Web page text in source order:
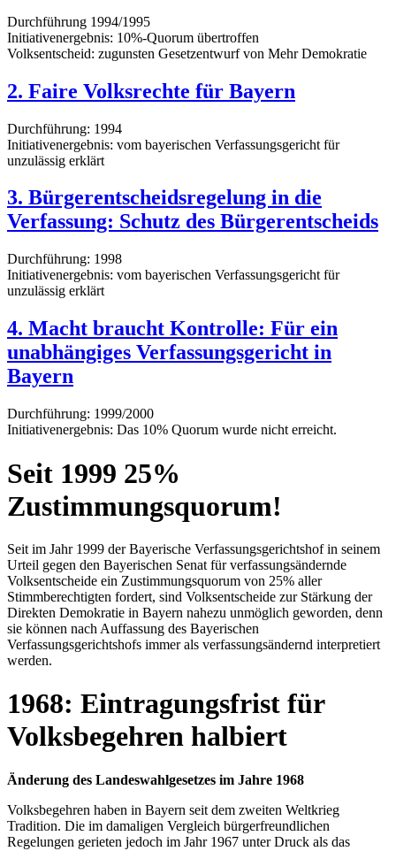
Durchführung 1994/1995
Initiativenergebnis: 10%-Quorum übertroffen
Volksentscheid: zugunsten Gesetzentwurf von Mehr Demokratie
2. Faire Volksrechte für Bayern
Durchführung: 1994
Initiativenergebnis: vom bayerischen Verfassungsgericht für
unzulässig erklärt
3. Bürgerentscheidsregelung in die
Verfassung: Schutz des Bürgerentscheids
Durchführung: 1998
Initiativenergebnis: vom bayerischen Verfassungsgericht für
unzulässig erklärt
4. Macht braucht Kontrolle: Für ein
unabhängiges Verfassungsgericht in
Bayern
Durchführung: 1999/2000
Initiativenergebnis: Das 10% Quorum wurde nicht erreicht.
Seit 1999 25%
Zustimmungsquorum!
Seit im Jahr 1999 der Bayerische Verfassungsgerichtshof in seinem
Urteil gegen den Bayerischen Senat für verfassungsändernde
Volksentscheide ein Zustimmungsquorum von 25% aller
Stimmberechtigten fordert, sind Volksentscheide zur Stärkung der
Direkten Demokratie in Bayern nahezu unmöglich geworden, denn
sie können nach Auffassung des Bayerischen
Verfassungsgerichtshofs immer als verfassungsändernd interpretiert
werden.
1968: Eintragungsfrist für
Volksbegehren halbiert
Änderung des Landeswahlgesetzes im Jahre 1968
Volksbegehren haben in Bayern seit dem zweiten Weltkrieg
Tradition. Die im damaligen Vergleich bürgerfreundlichen
Regelungen gerieten jedoch im Jahr 1967 unter Druck als das